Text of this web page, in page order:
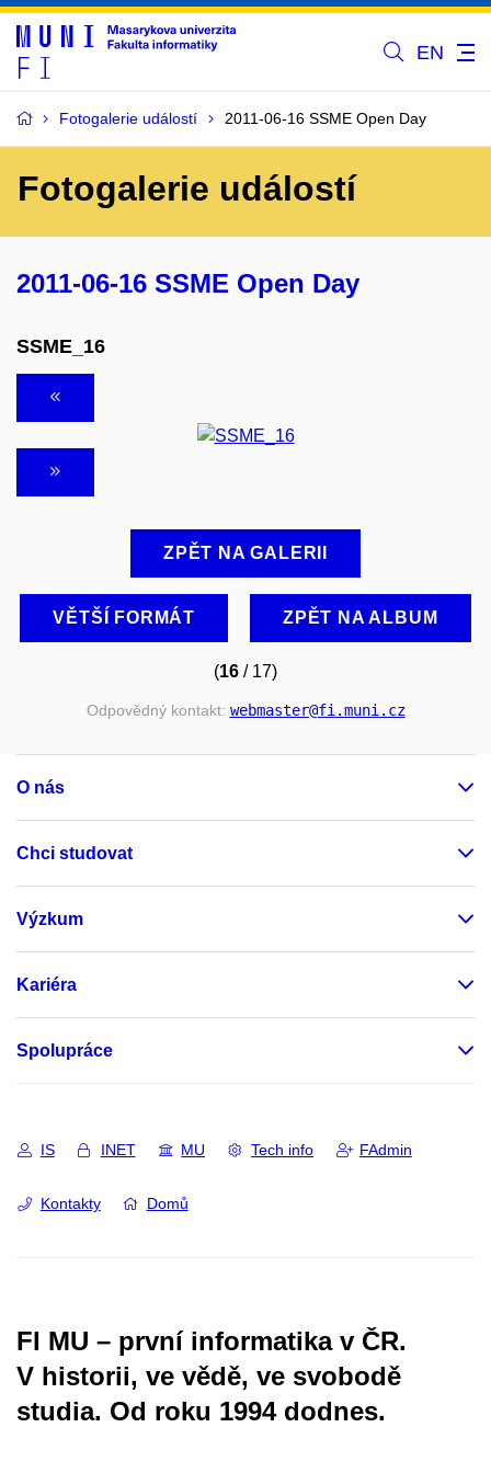
EN
Fotogalerie událostí 2011-06-16 SSME Open Day
Fotogalerie událostí
2011-06-16 SSME Open Day
SSME_16
ZPĚT NA GALERII
VĚTŠÍ FORMÁT ZPĚT NA ALBUM
(16 / 17)
Odpovědný kontakt: webmaster@fi.muni.cz
O nás
Chci studovat
Výzkum
Kariéra
Spolupráce
IS INET MU Tech info FAdmin
Kontakty Domů
FI MU – první informatika v ČR.
V historii, ve vědě, ve svobodě
studia. Od roku 1994 dodnes.